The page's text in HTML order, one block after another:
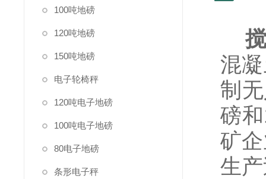
100吨地磅
120吨地磅
150吨地磅
电子轮椅秤
120吨电子地磅
100吨电子地磅
80电子地磅
条形电子秤
混
制
磅
矿
生